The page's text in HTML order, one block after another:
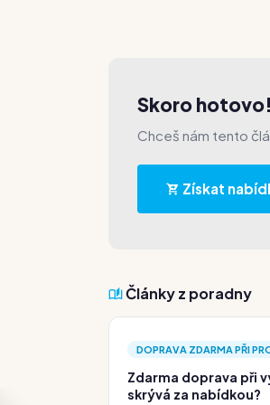
Skoro
Chceš nám tento
Získat
Články z poradny
DOPRAVA ZDARMA PŘI
Zdarma doprava při
skrývá za nabídkou?